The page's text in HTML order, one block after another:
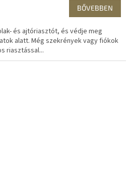
BŐVEBBEN
és ajtóriasztót, és védje meg
alatt. Még szekrények vagy fiókok
riasztással...